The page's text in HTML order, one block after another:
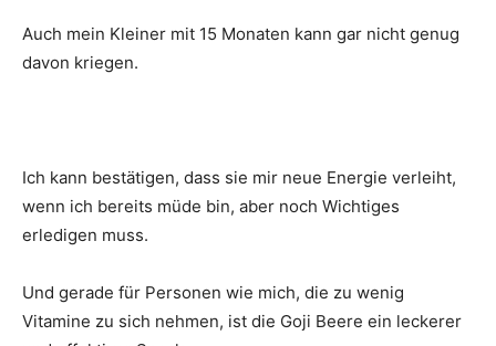
Auch mein Kleiner mit 15 Monaten kann gar nicht genug
davon kriegen.
Ich kann bestätigen, dass sie mir neue Energie verleiht,
wenn ich bereits müde bin, aber noch Wichtiges
erledigen muss.
Und gerade für Personen wie mich, die zu wenig
Vitamine zu sich nehmen, ist die Goji Beere ein leckerer